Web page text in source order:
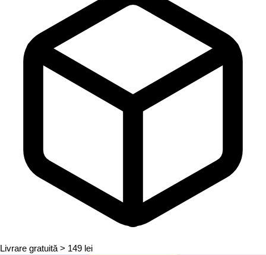
Livrare gratuită > 149 lei